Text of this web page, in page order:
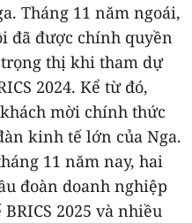
Tháng 11 năm ngoái,
đã được chính quyền
thị khi tham dự
2024. Kể từ đó,
mời chính thức
kinh tế lớn của Nga.
11 năm nay, hai
đoàn doanh nghiệp
2025 và nhiều